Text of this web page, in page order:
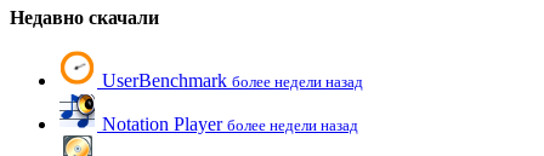
Недавно скачали
UserBenchmark более недели назад
Notation Player более недели назад